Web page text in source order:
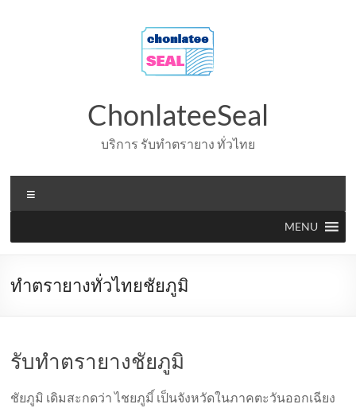
ChonlateeSeal
บริการ รับทำตรายาง ทั่วไทย
MENU
ทำตรายางทั่วไทยชัยภูมิ
รับทำตรายางชัยภูมิ
ชัยภูมิ เดิมสะกดว่า ไชยภูมิ์ เป็นจังหวัดในภาคตะวันออกเฉียง